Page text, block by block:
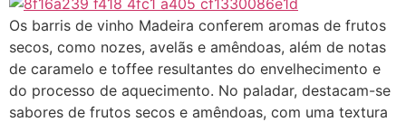
Os barris de vinho Madeira conferem aromas de frutos
secos, como nozes, avelãs e amêndoas, além de notas
de caramelo e toffee resultantes do envelhecimento e
do processo de aquecimento. No paladar, destacam-se
sabores de frutos secos e amêndoas, com uma textura